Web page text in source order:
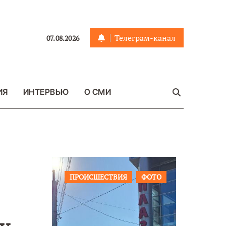
07.08.2026 Телеграм-канал
ИНТЕРВЬЮ О СМИ
ОБЩЕСТВО ФОТО